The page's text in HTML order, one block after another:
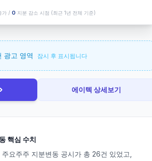
가 / O 지분 감소 시점 (최근 1년 전체 기준)
광고 영역 잠시 후 표시됩니다
› 에이텍 상세보기
핵심 수치
요주주 지분변동 공시가 총 26건 있었고,